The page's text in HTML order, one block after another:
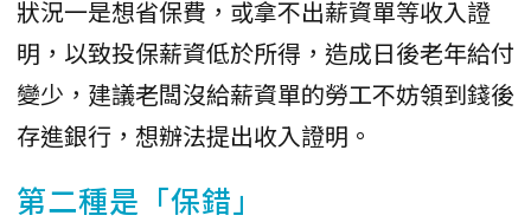
狀況一是想省保費，或拿不出薪資單等收入證
明，以致投保薪資低於所得，造成日後老年給付
變少，建議老闆沒給薪資單的勞工不妨領到錢後
存進銀行，想辦法提出收入證明。
第二種是「保錯」